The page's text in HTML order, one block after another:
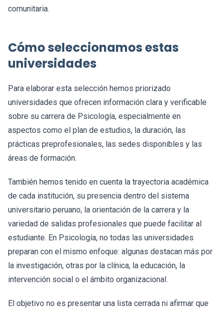
comunitaria.
Cómo seleccionamos estas
universidades
Para elaborar esta selección hemos priorizado
universidades que ofrecen información clara y verificable
sobre su carrera de Psicología, especialmente en
aspectos como el plan de estudios, la duración, las
prácticas preprofesionales, las sedes disponibles y las
áreas de formación.
También hemos tenido en cuenta la trayectoria académica
de cada institución, su presencia dentro del sistema
universitario peruano, la orientación de la carrera y la
variedad de salidas profesionales que puede facilitar al
estudiante. En Psicología, no todas las universidades
preparan con el mismo enfoque: algunas destacan más por
la investigación, otras por la clínica, la educación, la
intervención social o el ámbito organizacional.
El objetivo no es presentar una lista cerrada ni afirmar que